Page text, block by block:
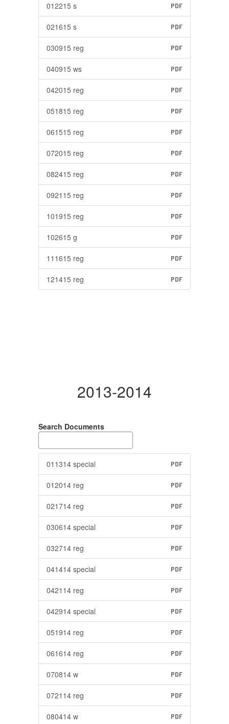
012215 s PDF
021615 s PDF
030915 reg PDF
040915 ws PDF
042015 reg PDF
051815 reg PDF
061515 reg PDF
072015 reg PDF
082415 reg PDF
092115 reg PDF
101915 reg PDF
102615 g PDF
111615 reg PDF
121415 reg PDF
2013-2014
Search Documents
011314 special PDF
012014 reg PDF
021714 reg PDF
030614 special PDF
032714 reg PDF
041414 special PDF
042114 reg PDF
042914 special PDF
051914 reg PDF
061614 reg PDF
070814 w PDF
072114 reg PDF
080414 w PDF